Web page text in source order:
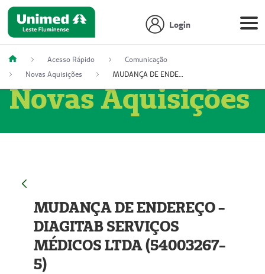
Login
Acesso Rápido
Comunicação
Novas Aquisições
MUDANÇA DE ENDEREÇO - DIAGITAB SERVIÇOS MÉDICOS LTDA (54003267-5)
Novas Aquisições
MUDANÇA DE ENDEREÇO -
DIAGITAB SERVIÇOS
MÉDICOS LTDA (54003267-
5)